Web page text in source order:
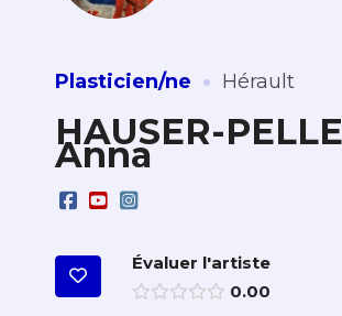
Plasticien/ne · Hérault
HAUSER-
Anna
Évaluer l'artiste
0.00